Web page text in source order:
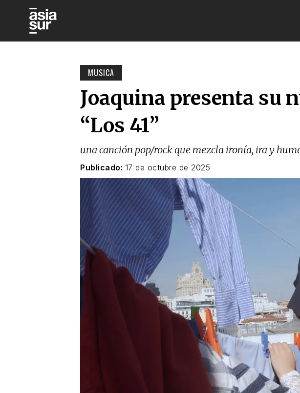
MUSICA
Joaquina presenta su
“Los 41”
una canción pop/rock que mezcla ironía, ira y
Publicado: 17 de octubre de 2025